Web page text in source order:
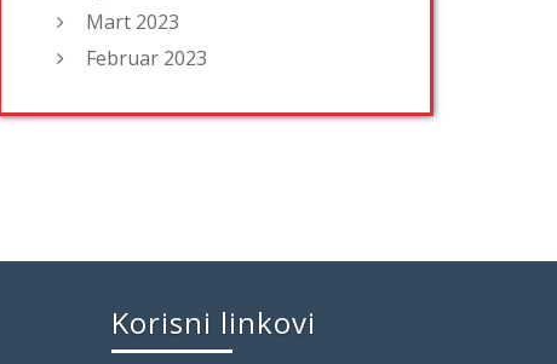
Mart 2023
Februar 2023
Korisni linkovi